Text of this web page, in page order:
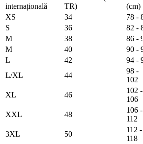
internațională
TR)
(cm)
XS
34 78 -
S
36 82 -
M
38 86 -
M
40 90 -
L
42 94 -
L/XL
44
98 -
102
XL 46
102 -
106
XXL 48
106 -
112
3XL 50
112 -
118